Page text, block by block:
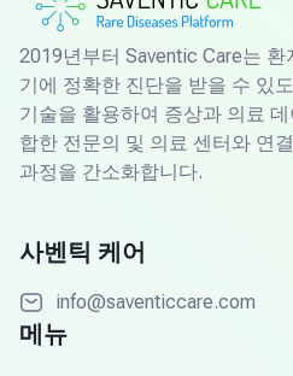
2019년부터 Saventic Care는
기에 정확한 진단을 받을 수 있
기술을 활용하여 증상과 의료
합한 전문의 및 의료 센터와 연
과정을 간소화합니다.
사벤틱 케어
info@saventiccare.com
메뉴